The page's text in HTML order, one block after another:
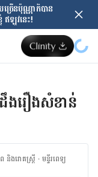
រើនប៉ុណ្ណាក៏បាន
ឡូវនេះ!
ងរឿងសំខាន់
និងរោគស្ត្រី ·ម​ន្ទីរពេទ្យ